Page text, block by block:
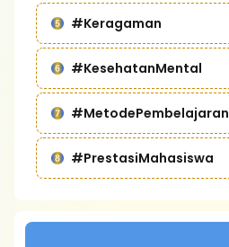
#Keragaman
#KesehatanMental
#MetodePembelajaran
#PrestasiMahasiswa